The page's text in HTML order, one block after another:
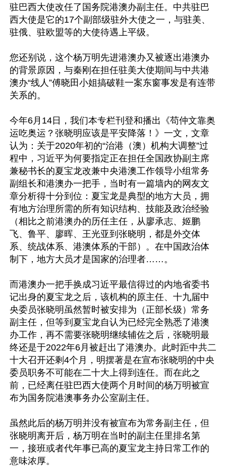
驻巴西大使改任了国务院港澳办副主任。中共驻巴
西大使是它的17个副部级驻外大使之一，与驻美、
驻俄、驻欧盟等的大使待遇上平级。
您还别说，这个杨万明先进港澳办又被逐出港澳办
的背景原因，与秦刚在担任驻美大使期间与中共港
澳办“线人”傅晓田小姐搞破鞋一案东窗事发是有连带
关系的。
今年6月14日，我们本专栏刊登和播出《苟仲文靠奥
运吃奥运？张晓明应该是平安降落！》一文，文章
认为：关于2020年初的“治港（澳）机构大调整”过
程中，习近平为何要指定正在担任全国政协副主席
兼秘书长的夏宝龙改兼中央港澳工作领导小组常务
副组长和港澳办一把手，当时有一篇墙内的网友文
章分析得十分到位：夏宝龙是典型的地方大员，拥
有地方治理所需的所有知识结构、技能及政治经验
（相比之前港澳办的历任主任，从廖承志、姬鹏
飞、鲁平、廖晖、王光亚到张晓明，都是外交体
系、统战体系、港澳体系的干部）。在中国政治体
制下，地方大员才是国家的治理者……。
而港澳办一把手换成习近平最信得过的内地省委书
记出身的夏宝龙之后，该机构的原主任、十九届中
央委员张晓明虽然暂时被安排为（正部长级）常务
副主任，但等到夏宝龙自认为已经完全熟悉了港澳
办工作，再不需要张晓明继续辅佐之后，张晓明最
终还是于2022年6月被赶出了港澳办。此时距中共二
十大召开还剩4个月，明摆著是在宣布张晓明的中央
委员职务不可能在二十大上得到连任。而在此之
前，已经离任驻巴西大使两个月时间的杨万明被宣
布为国务院港澳事务办公室副主任。
虽然此后的杨万明并没有被宣布为常务副主任，但
张晓明离开后，杨万明在当时的副主任里排名第
一，接班或者代年事已高的夏宝龙主持日常工作的
意味浓厚。